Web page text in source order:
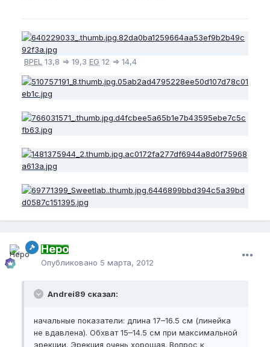
BPEL 13,8 => 19,3 EG 12 => 14,4
Неро
Опубликовано 5 марта, 2012
Andrei89 сказал:
начальные показатели: длина 17–16.5 см (линейка
не вдавлена). Обхват 15–14.5 см при максимальной
эрекции. Эрекция очень хорошая. Вопрос к